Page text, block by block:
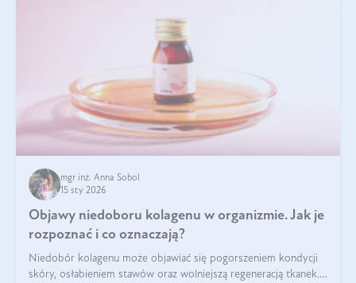
mgr inż. Anna Sobol
15 sty 2026
Objawy niedoboru kolagenu w organizmie. Jak je
rozpoznać i co oznaczają?
Niedobór kolagenu może objawiać się pogorszeniem kondycji
skóry, osłabieniem stawów oraz wolniejszą regeneracją tkanek.